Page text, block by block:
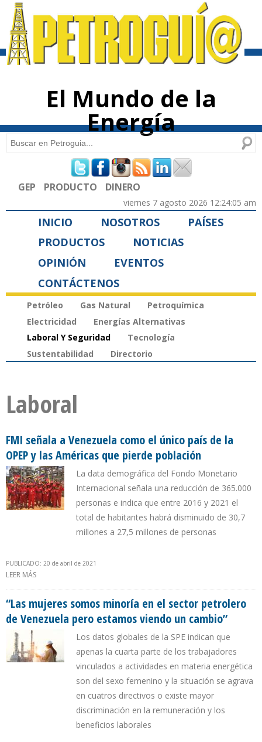
contenido
El Mundo de la
Energía
Formulario de búsqueda
Buscar
GEP PRODUCTO DINERO
viernes 7 agosto 2026 12:24:05 am
INICIO NOSOTROS
PAÍSES
PRODUCTOS
NOTICIAS
OPINIÓN
EVENTOS
CONTÁCTENOS
Petróleo Gas Natural
Petroquímica
Electricidad
Energías Alternativas
Laboral Y Seguridad
Tecnología
Sustentabilidad
Directorio
Laboral
FMI señala a Venezuela como el único país de la
OPEP y las Américas que pierde población
La data demográfica del Fondo Monetario
Internacional señala una reducción de 365.000
personas e indica que entre 2016 y 2021 el
total de habitantes habrá disminuido de 30,7
millones a 27,5 millones de personas
PUBLICADO: 20 de abril de 2021
LEER MÁS
“Las mujeres somos minoría en el sector petrolero
de Venezuela pero estamos viendo un cambio”
Los datos globales de la SPE indican que
apenas la cuarta parte de los trabajadores
vinculados a actividades en materia energética
son del sexo femenino y la situación se agrava
en cuatros directivos o existe mayor
discriminación en la remuneración y los
beneficios laborales